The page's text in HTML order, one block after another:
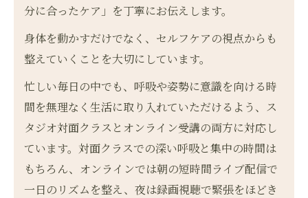
分に合ったケア」を丁寧にお伝えします。
身体を動かすだけでなく、セルフケアの視点からも
整えていくことを大切にしています。
忙しい毎日の中でも、呼吸や姿勢に意識を向ける時
間を無理なく生活に取り入れていただけるよう、ス
タジオ対面クラスとオンライン受講の両方に対応し
ています。対面クラスでの深い呼吸と集中の時間は
もちろん、オンラインでは朝の短時間ライブ配信で
一日のリズムを整え、夜は録画視聴で緊張をほどき